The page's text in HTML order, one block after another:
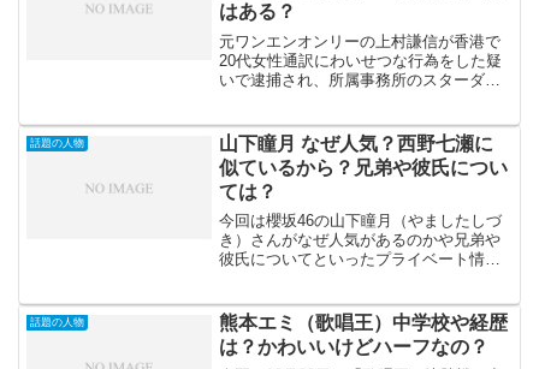
はある？
元ワンエンオンリーの上村謙信が香港で
20代女性通訳にわいせつな行為をした疑
いで逮捕され、所属事務所のスターダス
者は香港で行われたファンミーティング
の打ち上げが開かれた飲...
話題の人物
山下瞳月 なぜ人気？西野七瀬に
似ているから？兄弟や彼氏につい
ては？
今回は櫻坂46の山下瞳月（やましたしづ
き）さんがなぜ人気があるのかや兄弟や
彼氏についてといったプライベート情報
き）なぜ人気？という検索候補が出てき
ますので、山下瞳月さん...
話題の人物
熊本エミ（歌唱王）中学校や経歴
は？かわいいけどハーフなの？